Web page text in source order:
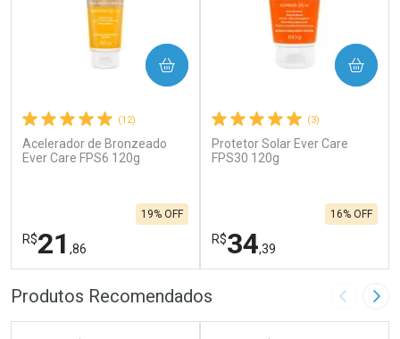
(12)
Acelerador de Bronzeado
Ever Care FPS6 120g
R$21 ,86
19% OFF
COMPRAR
FECHAR
FECHAR
(3)
Protetor Solar Ever Care
FPS30 120g
R$34,39
16% OFF
COMPRAR
Produtos Recomendados Imagem